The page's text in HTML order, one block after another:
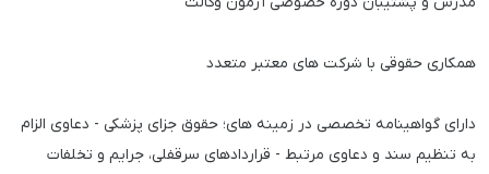
همکاری حقوقی با شرکت های معتبر متعدد
دارای گواهینامه تخصصی در زمینه های؛ حقوق جزای پزشکی - دعاوی الزام
به تنظیم سند و دعاوی مرتبط - قراردادهای سرقفلی، جرایم و تخلفات